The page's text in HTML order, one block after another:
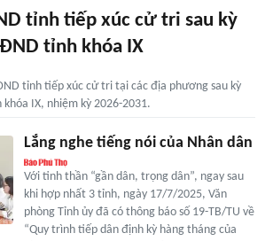
tỉnh tiếp xúc cử tri sau kỳ
tỉnh khóa IX
tỉnh tiếp xúc cử tri tại các địa phương sau kỳ
IX, nhiệm kỳ 2026-2031.
Lắng nghe tiếng nói của Nhân dân
Với tinh thần “gần dân, trọng dân”, ngay sau
khi hợp nhất 3 tỉnh, ngày 17/7/2025, Văn
phòng Tỉnh ủy đã có thông báo số 19-TB/TU về
“Quy trình tiếp dân định kỳ hàng tháng của